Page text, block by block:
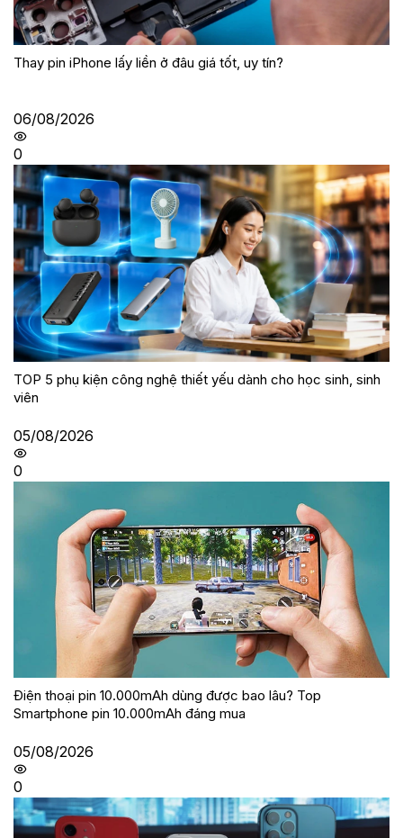
Thay pin iPhone lấy liền ở đâu giá tốt, uy tín?
06/08/2026
0
TOP 5 phụ kiện công nghệ thiết yếu dành cho học sinh, sinh
viên
05/08/2026
0
Điện thoại pin 10.000mAh dùng được bao lâu? Top
Smartphone pin 10.000mAh đáng mua
05/08/2026
0